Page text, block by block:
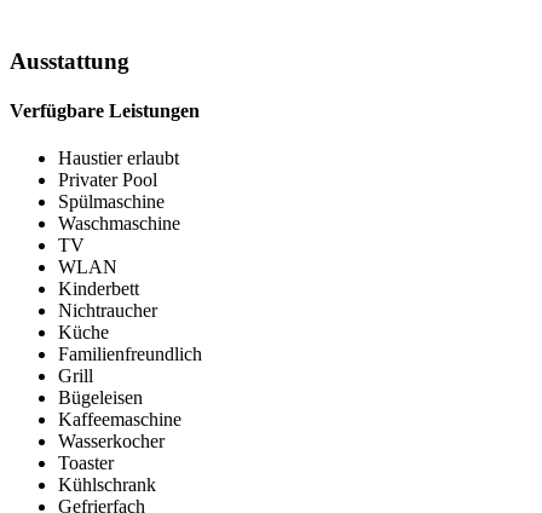
Ausstattung
Verfügbare Leistungen
Haustier erlaubt
Privater Pool
Spülmaschine
Waschmaschine
TV
WLAN
Kinderbett
Nichtraucher
Küche
Familienfreundlich
Grill
Bügeleisen
Kaffeemaschine
Wasserkocher
Toaster
Kühlschrank
Gefrierfach